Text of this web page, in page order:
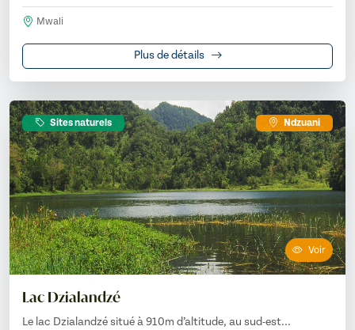
Mwali
Plus de détails
Sites naturels Ndzuani
Voir
Lac Dzialandzé
Le lac Dzialandzé situé à 910m d’altitude, au sud-est...